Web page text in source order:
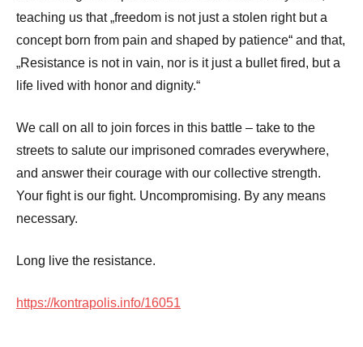
teaching us that „freedom is not just a stolen right but a
concept born from pain and shaped by patience“ and that,
„Resistance is not in vain, nor is it just a bullet fired, but a
life lived with honor and dignity.“
We call on all to join forces in this battle – take to the
streets to salute our imprisoned comrades everywhere,
and answer their courage with our collective strength.
Your fight is our fight. Uncompromising. By any means
necessary.
Long live the resistance.
https://kontrapolis.info/16051